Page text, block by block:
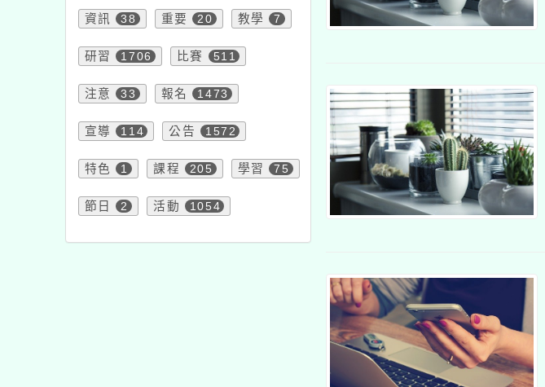
資訊 38 重要 20 教學 7
研習 1706 比賽 511
注意 33 報名 1473
宣導 114 公告 1572
特色 1 課程 205 學習 75
節日 2 活動 1054